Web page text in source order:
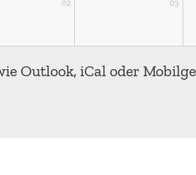
02 03
Outlook, iCal oder